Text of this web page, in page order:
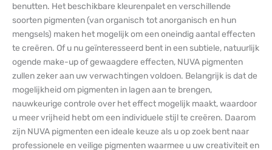
benutten. Het beschikbare kleurenpalet en verschillende
soorten pigmenten (van organisch tot anorganisch en hun
mengsels) maken het mogelijk om een ​​oneindig aantal effecten
te creëren. Of u nu geïnteresseerd bent in een subtiele, natuurlijk
ogende make-up of gewaagdere effecten, NUVA pigmenten
zullen zeker aan uw verwachtingen voldoen. Belangrijk is dat de
mogelijkheid om pigmenten in lagen aan te brengen,
nauwkeurige controle over het effect mogelijk maakt, waardoor
u meer vrijheid hebt om een ​​individuele stijl te creëren. Daarom
zijn NUVA pigmenten een ideale keuze als u op zoek bent naar
professionele en veilige pigmenten waarmee u uw creativiteit en